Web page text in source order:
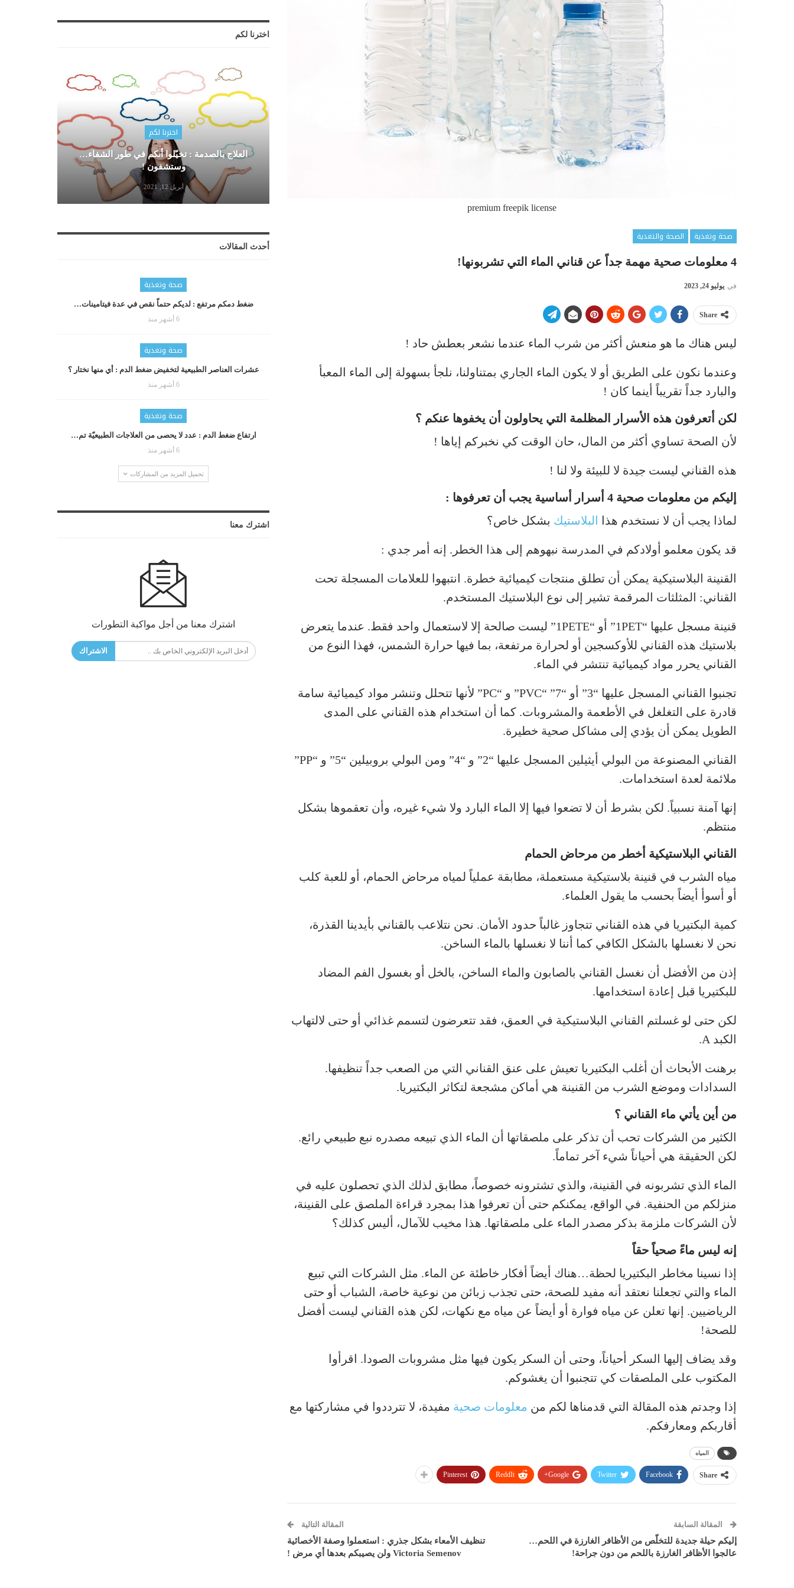
premium freepik license
صحة وتغذية
الصحة والتغذية
4 معلومات صحية مهمة جداً عن قناني الماء التي تشربونها!
في يوليو 24, 2023
Share
ليس هناك ما هو منعش أكثر من شرب الماء عندما نشعر بعطش حاد !
وعندما نكون على الطريق أو لا يكون الماء الجاري بمتناولنا، نلجأ بسهولة إلى الماء المعبأ
والبارد جداً تقريباً أينما كان !
لكن أتعرفون هذه الأسرار المظلمة التي يحاولون أن يخفوها عنكم ؟
لأن الصحة تساوي أكثر من المال، حان الوقت كي نخبركم إياها !
هذه القناني ليست جيدة لا للبيئة ولا لنا !
إليكم من معلومات صحية 4 أسرار أساسية يجب أن تعرفوها :
لماذا يجب أن لا نستخدم هذا
البلاستيك بشكل خاص؟
قد يكون معلمو أولادكم في المدرسة نبهوهم إلى هذا الخطر. إنه أمر جدي :
القنينة البلاستيكية يمكن أن تطلق منتجات كيميائية خطرة. انتبهوا للعلامات المسجلة تحت
القناني: المثلثات المرقمة تشير إلى نوع البلاستيك المستخدم.
قنينة مسجل عليها “1PET” أو “1PETE” ليست صالحة إلا لاستعمال واحد فقط. عندما يتعرض
بلاستيك هذه القناني للأوكسجين أو لحرارة مرتفعة، بما فيها حرارة الشمس، فهذا النوع من
القناني يحرر مواد كيميائية تنتشر في الماء.
تجنبوا القناني المسجل عليها “3” أو “7” “PVC” و “PC” لأنها تتحلل وتنشر مواد كيميائية سامة
قادرة على التغلغل في الأطعمة والمشروبات. كما أن استخدام هذه القناني على المدى
الطويل يمكن أن يؤدي إلى مشاكل صحية خطيرة.
القناني المصنوعة من البولي أيثيلين المسجل عليها “2” و “4” ومن البولي بروبيلين “5” و “PP”
ملائمة لعدة استخدامات.
إنها آمنة نسبياً. لكن بشرط أن لا تضعوا فيها إلا الماء البارد ولا شيء غيره، وأن تعقموها بشكل
منتظم.
القناني البلاستيكية أخطر من مرحاض الحمام
مياه الشرب في قنينة بلاستيكية مستعملة، مطابقة عملياً لمياه مرحاض الحمام، أو للعبة كلب
أو أسوأ أيضاً بحسب ما يقول العلماء.
كمية البكتيريا في هذه القناني تتجاوز غالباً حدود الأمان. نحن نتلاعب بالقناني بأيدينا القذرة،
نحن لا نغسلها بالشكل الكافي كما أننا لا نغسلها بالماء الساخن.
إذن من الأفضل أن نغسل القناني بالصابون والماء الساخن، بالخل أو بغسول الفم المضاد
للبكتيريا قبل إعادة استخدامها.
لكن حتى لو غسلتم القناني البلاستيكية في العمق، فقد تتعرضون لتسمم غذائي أو حتى لالتهاب
الكبد A.
برهنت الأبحاث أن أغلب البكتيريا تعيش على عنق القناني التي من الصعب جداً تنظيفها.
السدادات وموضع الشرب من القنينة هي أماكن مشجعة لتكاثر البكتيريا.
من أين يأتي ماء القناني ؟
الكثير من الشركات تحب أن تذكر على ملصقاتها أن الماء الذي تبيعه مصدره نبع طبيعي رائع.
لكن الحقيقة هي أحياناً شيء آخر تماماً.
الماء الذي تشربونه في القنينة، والذي تشترونه خصوصاً، مطابق لذلك الذي تحصلون عليه في
منزلكم من الحنفية. في الواقع، يمكنكم حتى أن تعرفوا هذا بمجرد قراءة الملصق على القنينة،
لأن الشركات ملزمة بذكر مصدر الماء على ملصقاتها. هذا مخيب للآمال، أليس كذلك؟
إنه ليس ماءً صحياً حقاً
إذا نسينا مخاطر البكتيريا لحظة…هناك أيضاً أفكار خاطئة عن الماء. مثل الشركات التي تبيع
الماء والتي تجعلنا نعتقد أنه مفيد للصحة، حتى تجذب زبائن من نوعية خاصة، الشباب أو حتى
الرياضيين. إنها تعلن عن مياه فوارة أو أيضاً عن مياه مع نكهات، لكن هذه القناني ليست أفضل
للصحة!
وقد يضاف إليها السكر أحياناً، وحتى أن السكر يكون فيها مثل مشروبات الصودا. اقرأوا
المكتوب على الملصقات كي تتجنبوا أن يغشوكم.
إذا وجدتم هذه المقالة التي قدمناها لكم من معلومات صحية مفيدة، لا تترددوا في مشاركتها مع
أقاربكم ومعارفكم.
المياه
Share
Facebook
Twitter
Google+
ReddIt
Pinterest
المقالة السابقة
إليكم حيلة جديدة للتخلّص من الأظافر الغارزة في اللحم…
عالجوا الأظافر الغارزة باللحم من دون جراحة!
المقالة التالية
تنظيف الأمعاء بشكل جذري : استعملوا وصفة الأخصائية
Victoria Semenov ولن يصيبكم بعدها أي مرض !
اخترنا لكم
اخترنا لكم
العلاج بالصدمة : تخيّلوا أنكم في طور الشفاء…
وستشفون !
أبريل 12, 2021
أحدث المقالات
صحة وتغذية
ضغط دمكم مرتفع : لديكم حتماّ نقص في عدة فيتامينات…
6 أشهر منذ
صحة وتغذية
عشرات العناصر الطبيعية لتخفيض ضغط الدم : أي منها نختار ؟
6 أشهر منذ
صحة وتغذية
ارتفاع ضغط الدم : عدد لا يحصى من العلاجات الطبيعيّة تم…
6 أشهر منذ
تحميل المزيد من المشاركات
اشترك معنا
اشترك معنا من أجل مواكبة التطورات
الاشتراك